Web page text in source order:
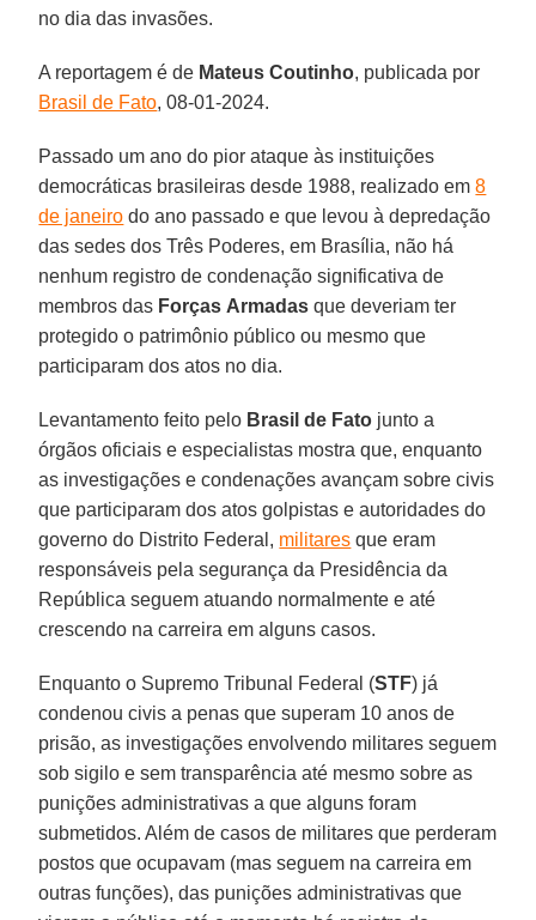
no dia das invasões.
A reportagem é de Mateus Coutinho, publicada por
Brasil de Fato, 08-01-2024.
Passado um ano do pior ataque às instituições
democráticas brasileiras desde 1988, realizado em8
de janeiro do ano passado e que levou à depredação
das sedes dos Três Poderes, em Brasília, não há
nenhum registro de condenação significativa de
membros das Forças Armadas que deveriam ter
protegido o patrimônio público ou mesmo que
participaram dos atos no dia.
Levantamento feito pelo Brasil de Fato junto a
órgãos oficiais e especialistas mostra que, enquanto
as investigações e condenações avançam sobre civis
que participaram dos atos golpistas e autoridades do
governo do Distrito Federal, militares que eram
responsáveis pela segurança da Presidência da
República seguem atuando normalmente e até
crescendo na carreira em alguns casos.
Enquanto o Supremo Tribunal Federal (STF) já
condenou civis a penas que superam 10 anos de
prisão, as investigações envolvendo militares seguem
sob sigilo e sem transparência até mesmo sobre as
punições administrativas a que alguns foram
submetidos. Além de casos de militares que perderam
postos que ocupavam (mas seguem na carreira em
outras funções), das punições administrativas que